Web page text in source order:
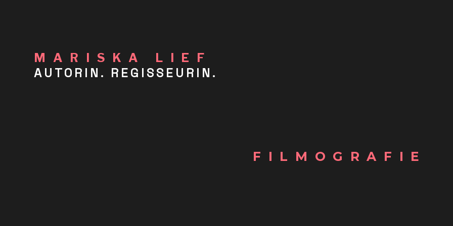
MARISKA LIEF
AUTORIN. REGISSEURIN.
FILMOGRAFIE